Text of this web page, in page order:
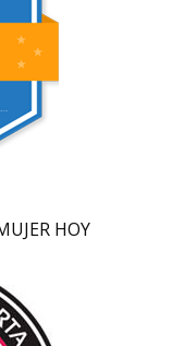
HOY